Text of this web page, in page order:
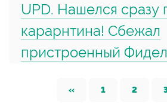
UPD. Нашелся сразу
карарнтина! Сбежал
пристроенный
« 1 2